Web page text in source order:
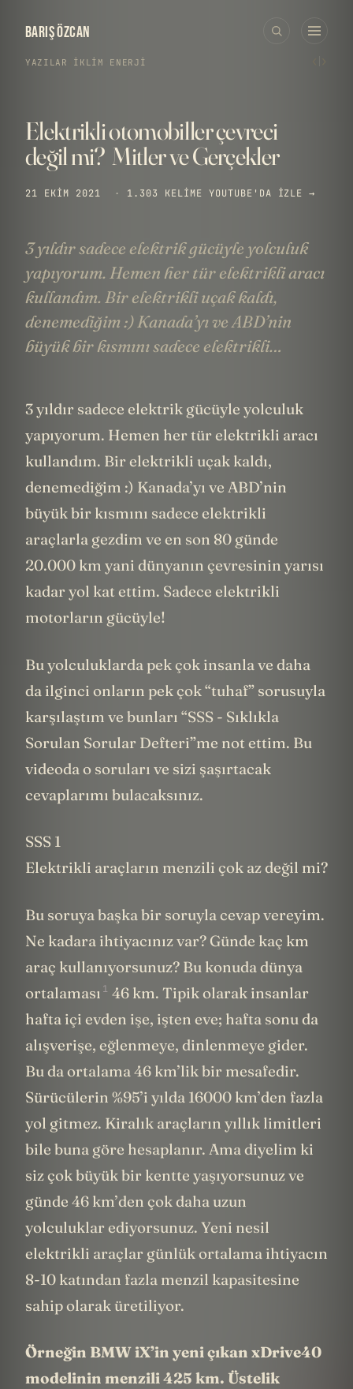
BARIŞ ÖZCAN
YAZILAR İKLIM ENERJI
Elektrikli otomobiller çevreci
değil mi? Mitler ve Gerçekler
21 EKIM 2021 · 1.303 KELIME YOUTUBE'DA IZLE →
3 yıldır sadece elektrik gücüyle yolculuk
yapıyorum. Hemen her tür elektrikli aracı
kullandım. Bir elektrikli uçak kaldı,
denemediğim :) Kanada’yı ve ABD’nin
büyük bir kısmını sadece elektrikli…
3 yıldır sadece elektrik gücüyle yolculuk
yapıyorum. Hemen her tür elektrikli aracı
kullandım. Bir elektrikli uçak kaldı,
denemediğim :) Kanada’yı ve ABD’nin
büyük bir kısmını sadece elektrikli
araçlarla gezdim ve en son 80 günde
20.000 km yani dünyanın çevresinin yarısı
kadar yol kat ettim. Sadece elektrikli
motorların gücüyle!
Bu yolculuklarda pek çok insanla ve daha
da ilginci onların pek çok “tuhaf” sorusuyla
karşılaştım ve bunları “SSS - Sıklıkla
Sorulan Sorular Defteri”me not ettim. Bu
videoda o soruları ve sizi şaşırtacak
cevaplarımı bulacaksınız.
SSS 1
Elektrikli araçların menzili çok az değil mi?
Bu soruya başka bir soruyla cevap vereyim.
Ne kadara ihtiyacınız var? Günde kaç km
araç kullanıyorsunuz? Bu konuda dünya
ortalaması 1 46 km. Tipik olarak insanlar
hafta içi evden işe, işten eve; hafta sonu da
alışverişe, eğlenmeye, dinlenmeye gider.
Bu da ortalama 46 km’lik bir mesafedir.
Sürücülerin %95’i yılda 16000 km’den fazla
yol gitmez. Kiralık araçların yıllık limitleri
bile buna göre hesaplanır. Ama diyelim ki
siz çok büyük bir kentte yaşıyorsunuz ve
günde 46 km’den çok daha uzun
yolculuklar ediyorsunuz. Yeni nesil
elektrikli araçlar günlük ortalama ihtiyacın
8-10 katından fazla menzil kapasitesine
sahip olarak üretiliyor.
Örneğin BMW iX’in yeni çıkan xDrive40
modelinin menzili 425 km. Üstelik